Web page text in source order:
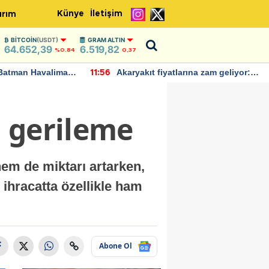
Künye İletişim
BITCOIN(USDT)
64.652,39 %0.84
GRAM ALTIN
6.519,82 0,37
Havalimanı
11:56
Akaryakıt fiyatlarına zam geliyor:
de miktarı artarken,
ihracatta özellikle ham
Abone Ol